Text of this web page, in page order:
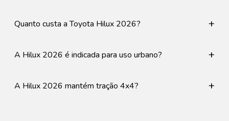
Quanto custa a Toyota Hilux 2026? +
A Hilux 2026 é indicada para uso urbano? +
A Hilux 2026 mantém tração 4x4? +